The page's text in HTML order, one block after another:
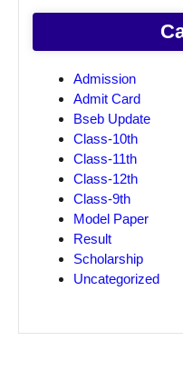
Admission
Admit Card
Bseb Update
Class-10th
Class-11th
Class-12th
Class-9th
Model Paper
Result
Scholarship
Uncategorized